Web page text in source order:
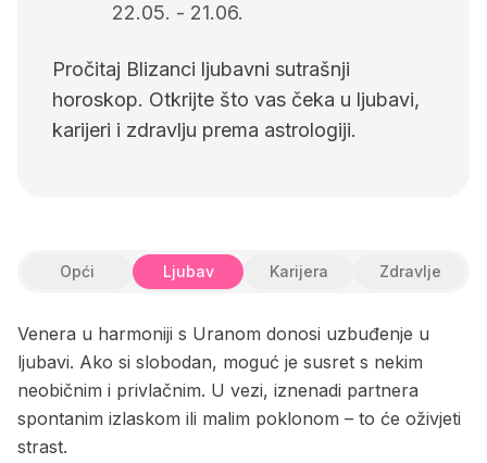
22.05. - 21.06.
Pročitaj Blizanci ljubavni sutrašnji
horoskop. Otkrijte što vas čeka u ljubavi,
karijeri i zdravlju prema astrologiji.
Opći Ljubav Karijera Zdravlje
Venera u harmoniji s Uranom donosi uzbuđenje u
ljubavi. Ako si slobodan, moguć je susret s nekim
neobičnim i privlačnim. U vezi, iznenadi partnera
spontanim izlaskom ili malim poklonom – to će oživjeti
strast.